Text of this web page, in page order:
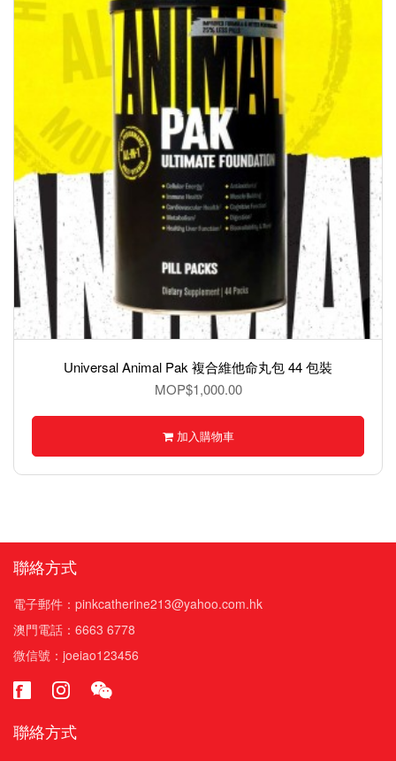
Universal Animal Pak 複合維他命丸包 44 包裝
MOP$1,000.00
加入購物車
聯絡方式
電子郵件：pinkcatherine213@yahoo.com.hk
澳門電話：6663 6778
微信號：joeiao123456
聯絡方式